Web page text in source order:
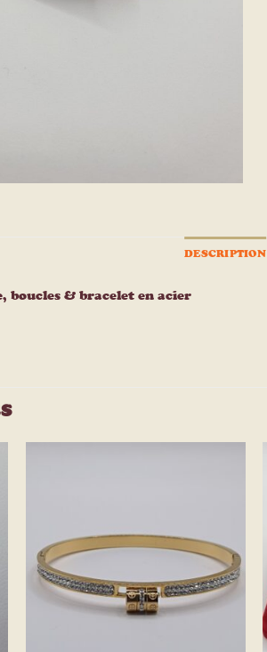
DESCRIPTION
boucles & bracelet en acier